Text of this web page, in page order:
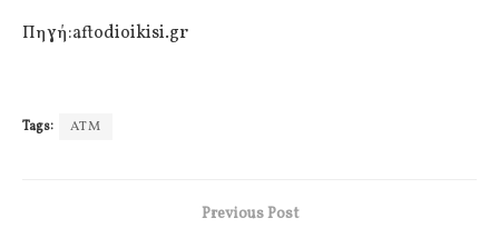
Πηγή:aftodioikisi.gr
Tags: ΑΤΜ
Previous Post